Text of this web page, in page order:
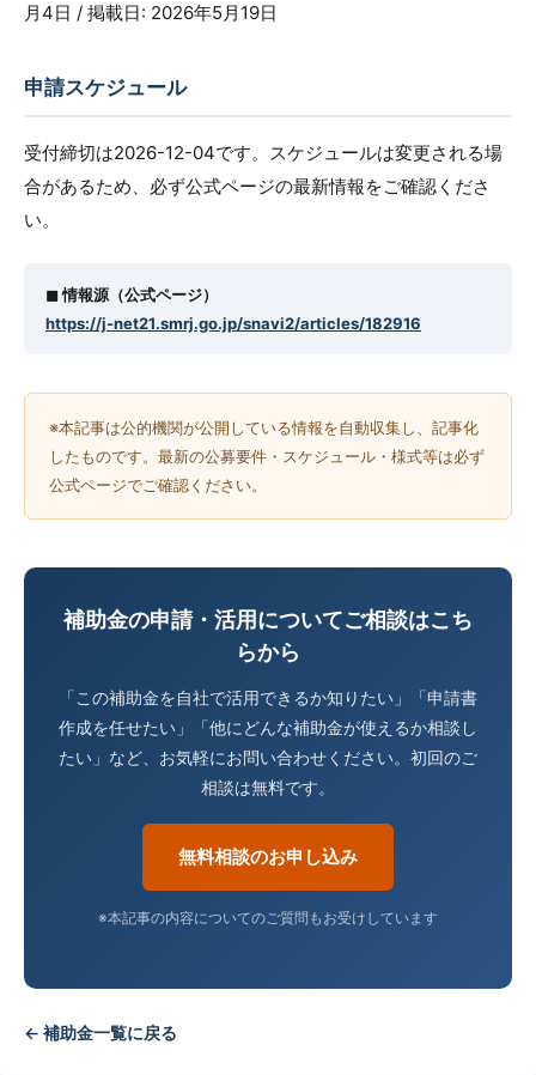
月4日 / 掲載日: 2026年5月19日
申請スケジュール
受付締切は2026-12-04です。スケジュールは変更される場
合があるため、必ず公式ページの最新情報をご確認くださ
い。
◼︎ 情報源（公式ページ）
https://j-net21.smrj.go.jp/snavi2/articles/182916
※本記事は公的機関が公開している情報を自動収集し、記事化
したものです。最新の公募要件・スケジュール・様式等は必ず
公式ページでご確認ください。
補助金の申請・活用についてご相談はこち
らから
「この補助金を自社で活用できるか知りたい」「申請書
作成を任せたい」「他にどんな補助金が使えるか相談し
たい」など、お気軽にお問い合わせください。初回のご
相談は無料です。
無料相談のお申し込み
※本記事の内容についてのご質問もお受けしています
← 補助金一覧に戻る